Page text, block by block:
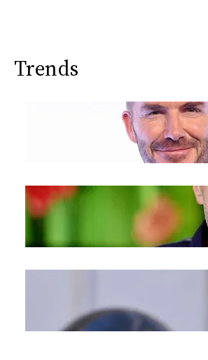
Trends